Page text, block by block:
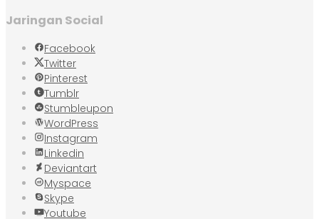
Jaringan Social
Facebook
Twitter
Pinterest
Tumblr
Stumbleupon
WordPress
Instagram
Linkedin
Deviantart
Myspace
Skype
Youtube